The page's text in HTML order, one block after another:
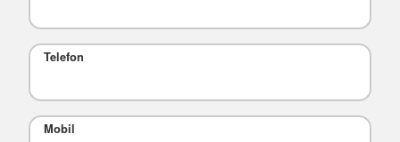
Telefon
Mobil